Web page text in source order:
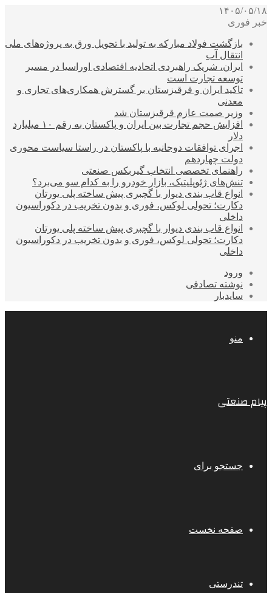
۱۴۰۵/۰۵/۱۸
خبر فوری
بازگشت فولاد مبارکه به تولید با تحویل ورق به پروژه‌های ملی
انتقال آب
ایران، شریک راهبردی اتحادیه اقتصادی اوراسیا در مسیر
توسعه تجارت است
تاکید ایران و قرقیزستان بر گسترش همکاری‌های تجاری و
معدنی
وزیر صمت عازم قرقیزستان شد
افزایش حجم تجارت بین ایران و پاکستان به رقم ۱۰ میلیارد
دلار
اجرای توافقات دوجانبه با پاکستان در راستا سیاست محوری
دولت چهاردهم
راهنمای تخصصی انتخاب گیربکس صنعتی
تنش‌های ژئوپلیتیک، بازار خودرو را به کدام سو می‌برد؟
انواع قاب بندی دیوار با گچبری پیش ساخته پلی یورتان
دکارت؛ تحولی لوکس، فوری و بدون تخریب در دکوراسیون
داخلی
انواع قاب بندی دیوار با گچبری پیش ساخته پلی یورتان
دکارت؛ تحولی لوکس، فوری و بدون تخریب در دکوراسیون
داخلی
ورود
نوشته تصادفی
سایدبار
منو
پیام صنعتی
جستجو برای
صفحه نخست
تندرستی